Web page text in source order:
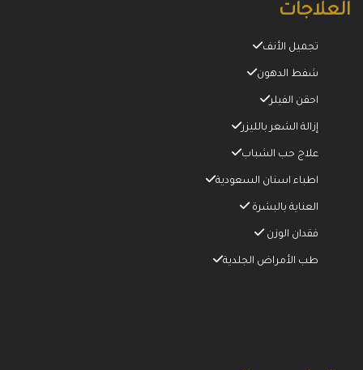
العلاجات
تجميل الأنف
شفط الدهون
احقن الفيلر
إزالة الشعر بالليزر
علاج حب الشباب
اطباء اسنان السعودية
العناية بالبشرة
فقدان الوزن
طب الأمراض الجلدية